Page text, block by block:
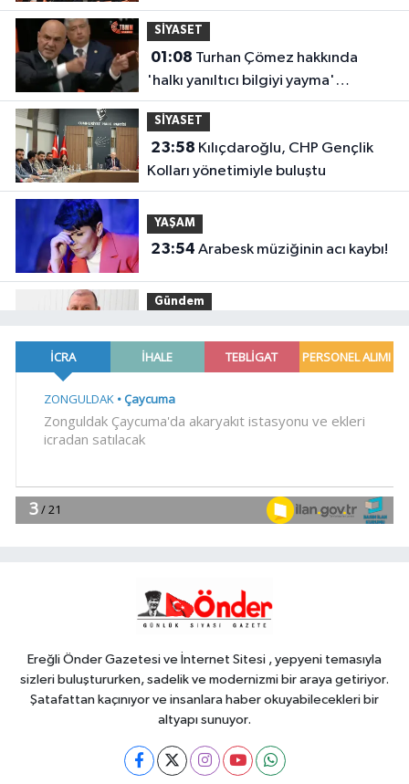
SİYASET
01:08
'halkı yanıltıcı bilgiyi yayma'
soruşturması
SİYASET
23:58
Kolları yönetimiyle buluştu
YAŞAM
23:54 Arabesk müziğinin acı kaybı!
Gündem
İlkay Çiçek görevden uzaklaştırıldı
23:34CHP İstanbul'da yeni
21:59
HAYATINI KAYBETTİ
Ereğli Önder Gazetesi ve İnternet Sitesi , yepyeni temasıyla
sizleri buluştururken, sadelik ve modernizmi bir araya getiriyor.
Şatafattan kaçınıyor ve insanlara haber okuyabilecekleri bir
altyapı sunuyor.